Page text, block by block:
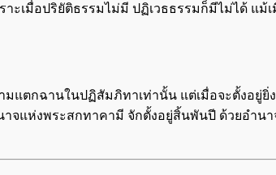
เมื่อปริยัติธรรมไม่มี ปฏิเวธธรรมก็มีไม่ได้ แ
แตกฉานในปฏิสัมภิทาเท่านั้น แต่เมื่อจะตั้งอยู่
แห่งพระสกทาคามี จักตั้งอยู่สิ้นพันปี ด้วยอำน